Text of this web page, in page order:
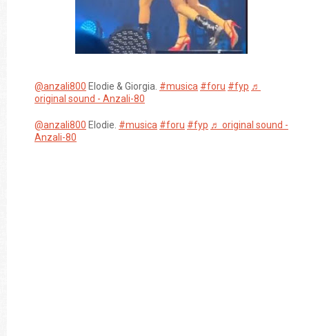
@anzali800 Elodie & Giorgia. #musica #foru #fyp ♬
original sound - Anzali-80
@anzali800 Elodie. #musica #foru #fyp ♬ original sound -
Anzali-80